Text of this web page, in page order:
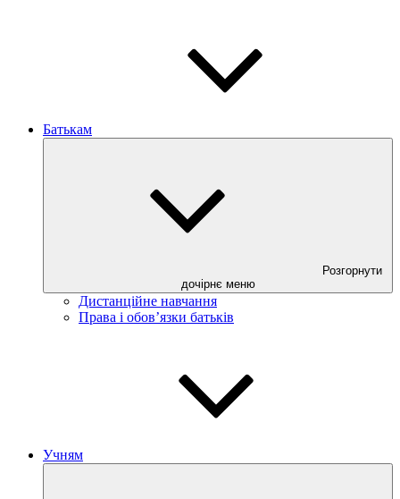
Батькам
Розгорнути
дочірнє меню
Дистанційне навчання
Права і обов’язки батьків
Учням